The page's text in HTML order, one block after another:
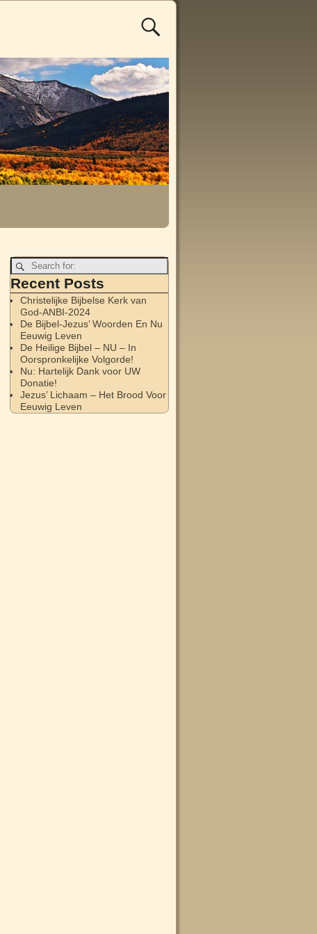
Recent Posts
Christelijke Bijbelse Kerk van
God-ANBI-2024
De Bijbel-Jezus’ Woorden En Nu
Eeuwig Leven
De Heilige Bijbel – NU – In
Oorspronkelijke Volgorde!
Nu: Hartelijk Dank voor UW
Donatie!
Jezus’ Lichaam – Het Brood Voor
Eeuwig Leven